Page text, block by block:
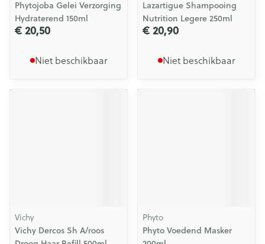
Phytojoba Gelei Verzorging
Hydraterend 150ml
€ 20,50
Niet beschikbaar
Lazartigue Shampooing
Nutrition Legere 250ml
€ 20,90
Niet beschikbaar
Vichy
Vichy Dercos Sh A/roos
Phyto
Phyto Voedend Masker